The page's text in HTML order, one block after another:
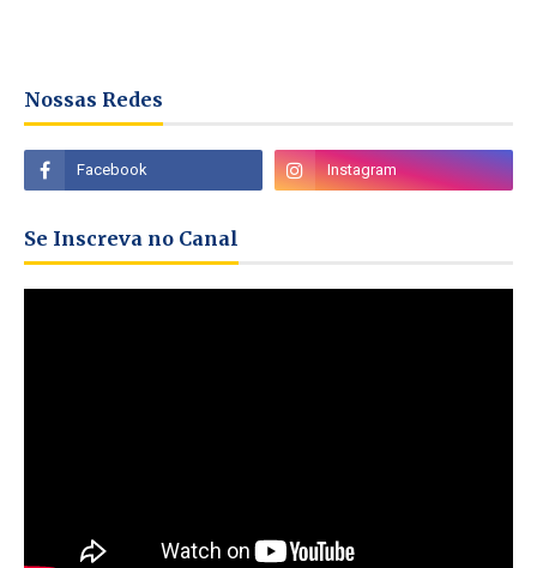
Nossas Redes
Se Inscreva no Canal